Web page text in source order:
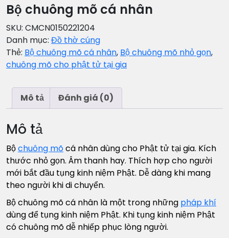
Bộ chuông mõ cá nhân
SKU: CMCN0150221204
Danh mục: Đồ thờ cúng
Thẻ: Bộ chuông mõ cá nhân, Bộ chuông mõ nhỏ gọn,
chuông mõ cho phật tử tại gia
Mô tả Đánh giá (0)
Mô tả
Bộchuông mõcá nhân dùng cho Phật tử tại gia. Kích
thước nhỏ gọn. Âm thanh hay. Thích hợp cho người
mới bắt đầu tụng kinh niệm Phật. Dễ dàng khi mang
theo người khi di chuyển.
Bộ chuông mõ cá nhân là một trong những pháp khí
dùng để tụng kinh niệm Phật. Khi tụng kinh niệm Phật
có chuông mõ dễ nhiếp phục lòng người.